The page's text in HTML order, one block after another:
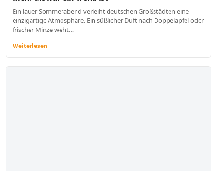
Ein lauer Sommerabend verleiht deutschen Großstädten eine
einzigartige Atmosphäre. Ein süßlicher Duft nach Doppelapfel oder
frischer Minze weht…
Weiterlesen